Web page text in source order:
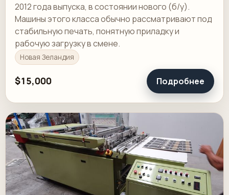
2012 года выпуска, в состоянии нового (б/у).
Машины этого класса обычно рассматривают под
стабильную печать, понятную приладку и
рабочую загрузку в смене.
Новая Зеландия
$15,000 Подробнее